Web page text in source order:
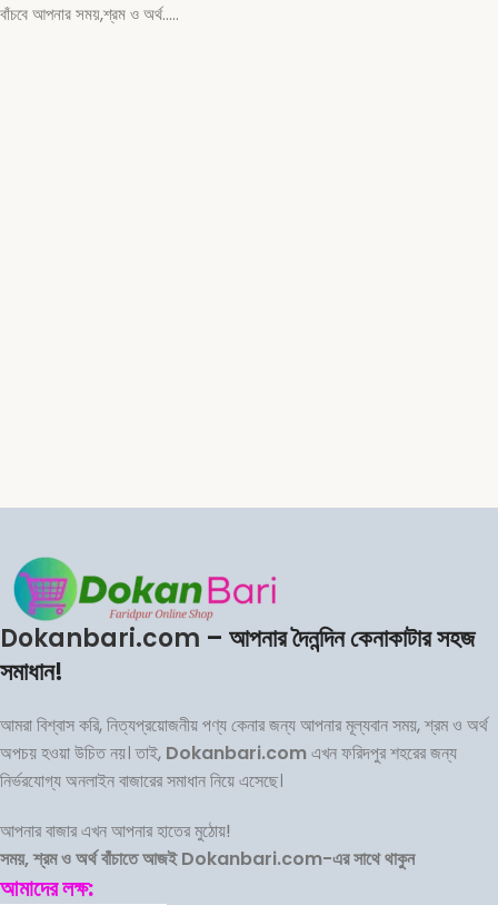
বাঁচবে আপনার সময়,শ্রম ও অর্থ…..
Dokanbari.com – আপনার দৈনন্দিন কেনাকাটার সহজ
সমাধান!
আমরা বিশ্বাস করি, নিত্যপ্রয়োজনীয় পণ্য কেনার জন্য আপনার মূল্যবান সময়, শ্রম ও অর্থ
অপচয় হওয়া উচিত নয়। তাই, Dokanbari.comএখন ফরিদপুর শহরের জন্য
নির্ভরযোগ্য অনলাইন বাজারের সমাধান নিয়ে এসেছে।
আপনার বাজার এখন আপনার হাতের মুঠোয়!
সময়, শ্রম ও অর্থ বাঁচাতে আজই Dokanbari.com-এর সাথে থাকুন
আমাদের লক্ষ: